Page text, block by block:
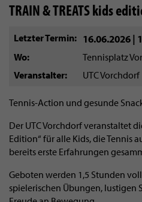
TRAIN & TREATS kids
Letzter Termin 16.06.2026 |
Wo
Tennisplatz
Veranstalter
UTC Vorchdorf
Tennis-Action und gesunde
Der UTC Vorchdorf veranstaltet
Edition“ für alle Kids, die Tennis
bereits erste Erfahrungen
Geboten werden 1,5 Stunden
spielerischen Übungen, lustigen